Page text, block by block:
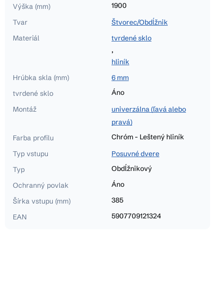
Výška (mm)
1900
Tvar
Štvorec/Obdĺžnik
Materiál
tvrdené sklo
,
hliník
Hrúbka skla (mm)
6 mm
tvrdené sklo
Áno
Montáž
univerzálna (ľavá alebo
pravá)
Farba profilu
Chróm - Leštený hliník
Typ vstupu
Posuvné dvere
Typ
Obdĺžnikový
Ochranný povlak
Áno
Šírka vstupu (mm)
385
EAN
5907709121324